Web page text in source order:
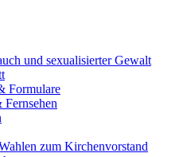
und sexualisierter Gewalt
Formulare
zum Kirchenvorstand